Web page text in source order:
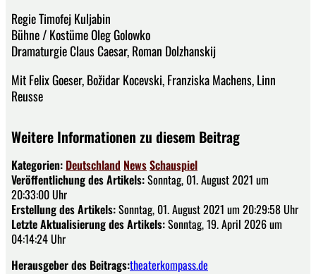
Regie Timofej Kuljabin
Bühne / Kostüme Oleg Golowko
Dramaturgie Claus Caesar, Roman Dolzhanskij
Mit Felix Goeser, Božidar Kocevski, Franziska Machens, Linn
Reusse
Weitere Informationen zu diesem Beitrag
Kategorien: Deutschland NewsSchauspiel
Veröffentlichung des Artikels:Sonntag, 01. August 2021 um
20:33:00 Uhr
Erstellung des Artikels:Sonntag, 01. August 2021 um 20:29:58 Uhr
Letzte Aktualisierung des Artikels:Sonntag, 19. April 2026 um
04:14:24 Uhr
Herausgeber des Beitrags:theaterkompass.de